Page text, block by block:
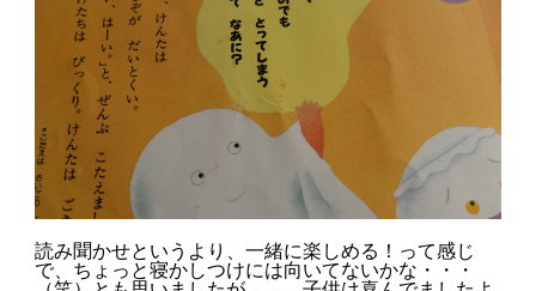
読み聞かせというより、一緒に楽しめる！って感じ
で、ちょっと寝かしつけには向いてないかな・・・